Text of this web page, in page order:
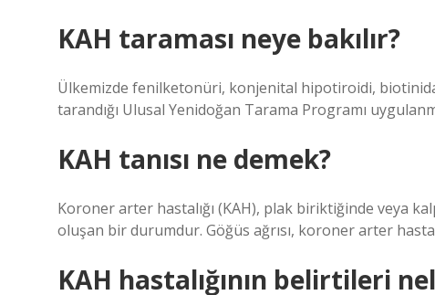
KAH taraması neye bakılır?
Ülkemizde fenilketonüri, konjenital hipotiroidi,
tarandığı Ulusal Yenidoğan Tarama Programı
KAH tanısı ne demek?
Koroner arter hastalığı (KAH), plak biriktiğinde veya
oluşan bir durumdur. Göğüs ağrısı, koroner arter
KAH hastalığının belirtileri